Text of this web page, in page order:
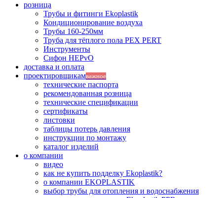
розница
Трубы и фитинги Ekoplastik
Кондиционирование воздуха
Трубы 160-250мм
Труба для тёплого пола PEX PERT
Инструменты
Сифон HEPvO
доставка и оплата
проектировщикамважное
технические паспорта
рекомендованная розница
технические спецификации
сертификаты
листовки
таблицы потерь давления
инструкции по монтажу
каталог изделий
о компании
видео
как не купить подделку Ekoplastik?
о компании EKOPLASTIK
выбор трубы для отопления и водоснабжения